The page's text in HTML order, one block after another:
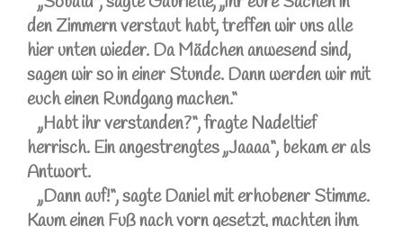
den Zimmern verstaut habt, treffen wir uns alle
hier unten wieder. Da Mädchen anwesend sind,
sagen wir so in einer Stunde. Dann werden wir mit
euch einen Rundgang machen.“
„Habt ihr verstanden?“, fragte Nadeltief
herrisch. Ein angestrengtes „Jaaaa“, bekam er als
Antwort.
„Dann auf!“, sagte Daniel mit erhobener Stimme.
Kaum einen Fuß nach vorn gesetzt, machten ihm